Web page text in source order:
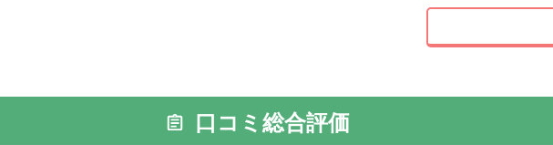
口コミ総合評価